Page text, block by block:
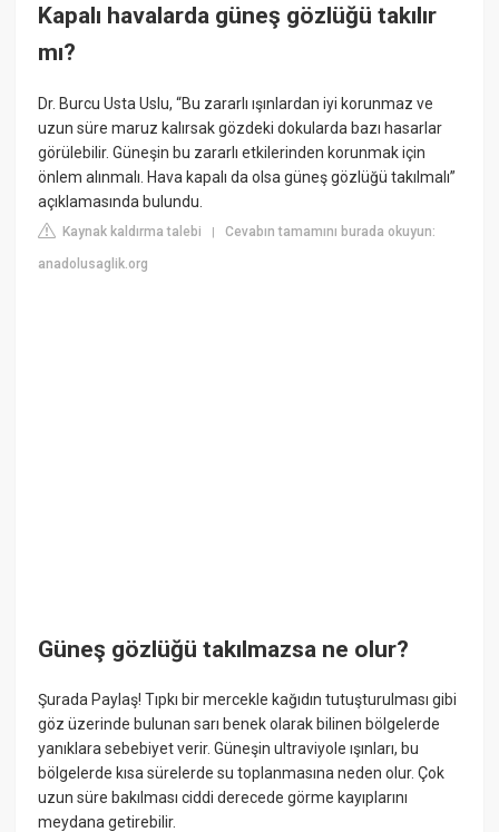
Kapalı havalarda güneş gözlüğü takılır
mı?
Dr. Burcu Usta Uslu, “Bu zararlı ışınlardan iyi korunmaz ve
uzun süre maruz kalırsak gözdeki dokularda bazı hasarlar
görülebilir. Güneşin bu zararlı etkilerinden korunmak için
önlem alınmalı. Hava kapalı da olsa güneş gözlüğü takılmalı”
açıklamasında bulundu.
Kaynak kaldırma talebi |Cevabın tamamını burada okuyun:
anadolusaglik.org
Güneş gözlüğü takılmazsa ne olur?
Şurada Paylaş! Tıpkı bir mercekle kağıdın tutuşturulması gibi
göz üzerinde bulunan sarı benek olarak bilinen bölgelerde
yanıklara sebebiyet verir. Güneşin ultraviyole ışınları, bu
bölgelerde kısa sürelerde su toplanmasına neden olur. Çok
uzun süre bakılması ciddi derecede görme kayıplarını
meydana getirebilir.